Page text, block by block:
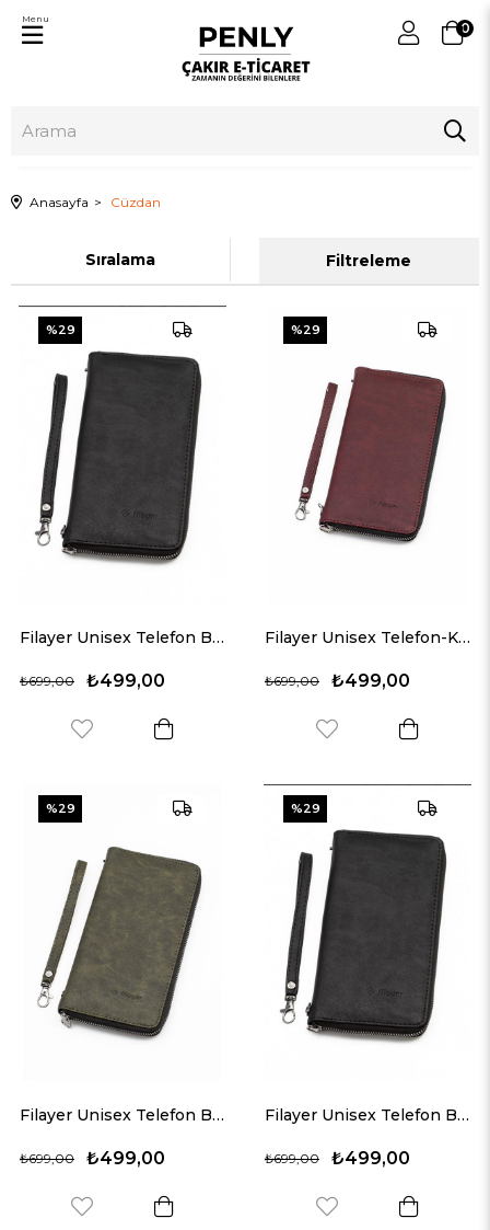
0
Menu
Anasayfa Cüzdan
Filtreleme
Sıralama
Filayer Unisex Telefon Bölmeli Vegan Deri Cüzdan
₺499,00
₺699,00
%29
Filayer Unisex Telefon-Kart Bölmeli Vegan Deri Cüzdan + Bileklik Hediyeli
₺499,00
₺699,00
%29
Filayer Unisex Telefon Bölmeli Vegan Deri Cüzdan
₺499,00
₺699,00
%29
Filayer Unisex Telefon Bölmeli Vegan Deri Cüzdan
₺499,00
₺699,00
%29